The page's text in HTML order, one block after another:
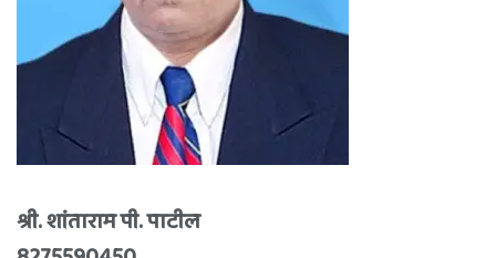
श्री. शांताराम पी. पाटील